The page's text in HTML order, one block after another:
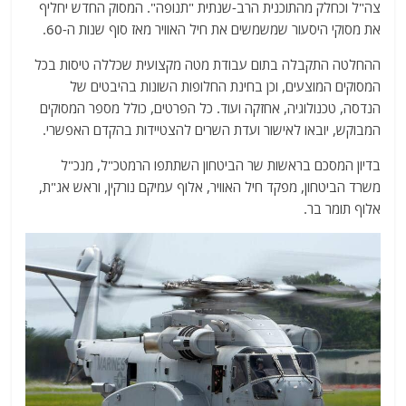
צה"ל וכחלק מהתוכנית הרב-שנתית "תנופה". המסוק החדש יחליף
את מסוקי היסעור שמשמשים את חיל האוויר מאז סוף שנות ה-60.
ההחלטה התקבלה בתום עבודת מטה מקצועית שכללה טיסות בכל
המסוקים המוצעים, וכן בחינת החלופות השונות בהיבטים של
הנדסה, טכנולוגיה, אחזקה ועוד. כל הפרטים, כולל מספר המסוקים
המבוקש, יובאו לאישור ועדת השרים להצטיידות בהקדם האפשרי.
בדיון המסכם בראשות שר הביטחון השתתפו הרמטכ"ל, מנכ"ל
משרד הביטחון, מפקד חיל האוויר, אלוף עמיקם נורקין, וראש אג"ת,
אלוף תומר בר.